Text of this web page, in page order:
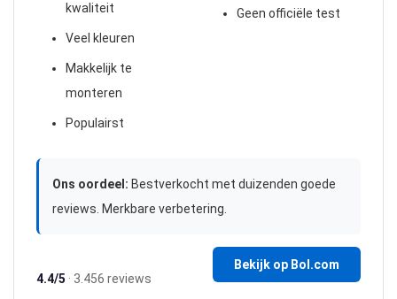
kwaliteit
Veel kleuren
Makkelijk te
monteren
Populairst
Geen officiële test
Ons oordeel: Bestverkocht met duizenden goede
reviews. Merkbare verbetering.
4.4/5 · 3.456 reviews
Bekijk op Bol.com